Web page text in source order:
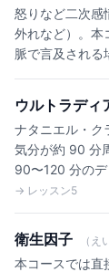
怒りなど二次感
外れなど）。本
脈で言及され
ウルトラディ
ナタニエル・ク
気分が約 90 分
90〜120 分のデ
→ レッスン5
衛生因子 （え
本コースでは直